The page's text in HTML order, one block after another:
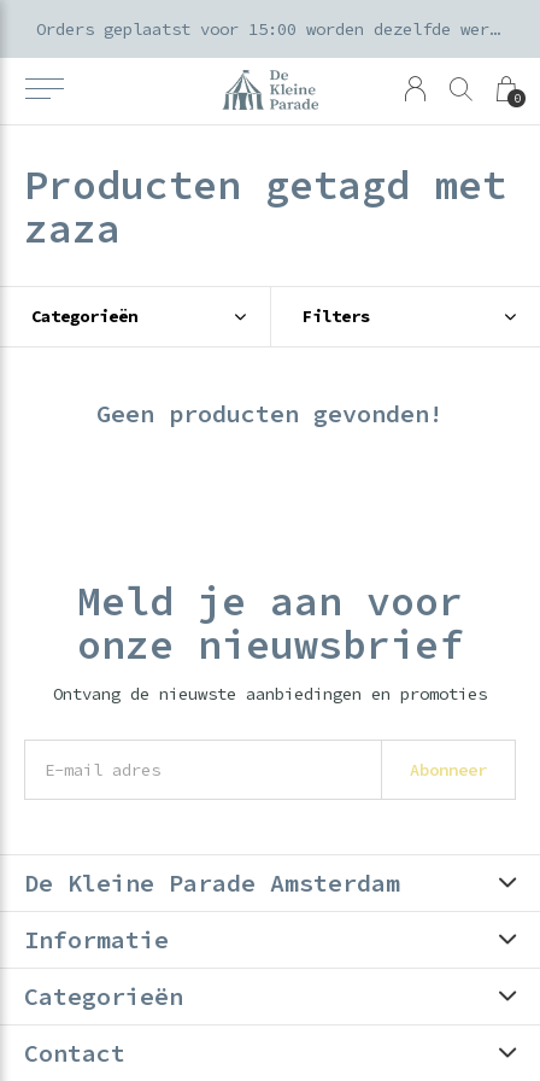
0
Orders geplaatst voor 15:00 worden dezelfde werkdag verzonden
Producten getagd met
zaza
Categorieën Filters
Geen producten gevonden!
Meld je aan voor
onze nieuwsbrief
Ontvang de nieuwste aanbiedingen en promoties
Abonneer
De Kleine Parade Amsterdam
Informatie
Categorieën
Contact